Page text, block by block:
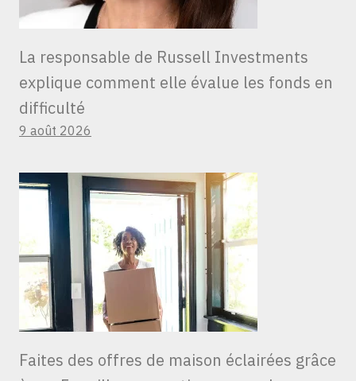
La responsable de Russell Investments
explique comment elle évalue les fonds en
difficulté
9 août 2026
Faites des offres de maison éclairées grâce